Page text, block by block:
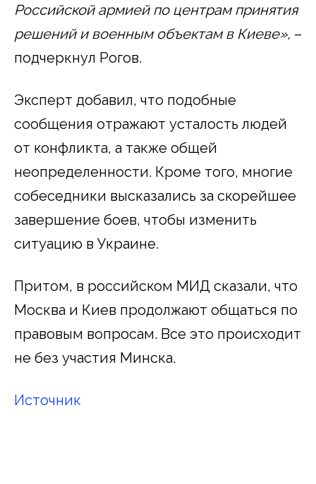
Российской армией по центрам принятия
решений и военным объектам в Киеве», –
подчеркнул Рогов.
Эксперт добавил, что подобные
сообщения отражают усталость людей
от конфликта, а также общей
неопределенности. Кроме того, многие
собеседники высказались за скорейшее
завершение боев, чтобы изменить
ситуацию в Украине.
Притом, в российском МИД сказали, что
Москва и Киев продолжают общаться по
правовым вопросам. Все это происходит
не без участия Минска.
Источник